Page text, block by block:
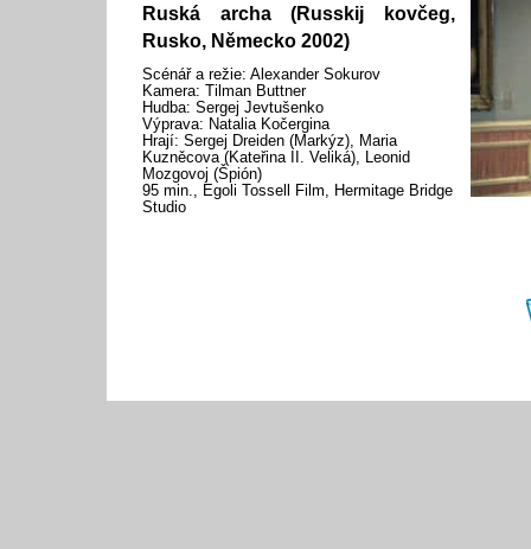
Ruská archa (Russkij kovčeg,
Rusko, Německo 2002)
Scénář a režie: Alexander Sokurov
Kamera: Tilman Buttner
Hudba: Sergej Jevtušenko
Výprava: Natalia Kočergina
Hrají: Sergej Dreiden (Markýz), Maria
Kuzněcova (Kateřina II. Veliká), Leonid
Mozgovoj (Špión)
95 min., Egoli Tossell Film, Hermitage Bridge
Studio